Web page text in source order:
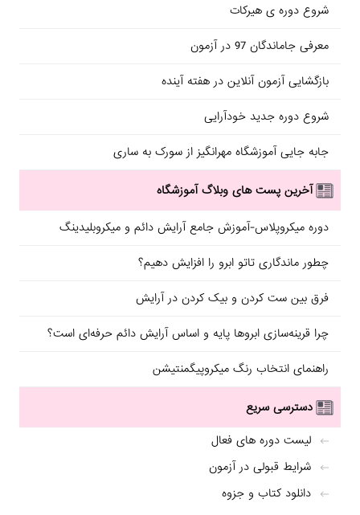
شروع دوره ی هیرکات
معرفی جاماندگان 97 در آزمون
بازگشایی آزمون آنلاین در هفته آینده
شروع دوره جدید خودآرایی
جابه جایی آموزشگاه مهرانگیز از سورک به ساری
آخرین پست های وبلاگ آموزشگاه
دوره میکروپلاس-آموزش جامع آرایش دائم و میکروبلیدینگ
چطور ماندگاری تاتو ابرو را افزایش دهیم؟
فرق بین ست کردن و بیک کردن در آرایش
چرا قرینه‌سازی ابروها پایه و اساس آرایش دائم حرفه‌ای است؟
راهنمای انتخاب رنگ میکروپیگمنتیشن
دسترسی سریع
لیست دوره های فعال
شرایط قبولی در آزمون
دانلود کتاب و جزوه